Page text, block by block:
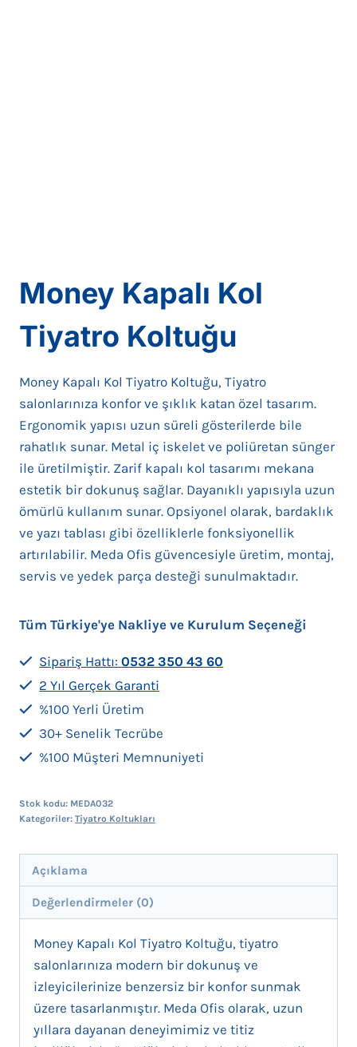
Money Kapalı Kol
Tiyatro Koltuğu
Money Kapalı Kol Tiyatro Koltuğu, Tiyatro
salonlarınıza konfor ve şıklık katan özel tasarım.
Ergonomik yapısı uzun süreli gösterilerde bile
rahatlık sunar. Metal iç iskelet ve poliüretan sünger
ile üretilmiştir. Zarif kapalı kol tasarımı mekana
estetik bir dokunuş sağlar. Dayanıklı yapısıyla uzun
ömürlü kullanım sunar. Opsiyonel olarak, bardaklık
ve yazı tablası gibi özelliklerle fonksiyonellik
artırılabilir. Meda Ofis güvencesiyle üretim, montaj,
servis ve yedek parça desteği sunulmaktadır.
Tüm Türkiye'ye Nakliye ve Kurulum Seçeneği
Sipariş Hattı:0532 350 43 60
2 Yıl Gerçek Garanti
%100 Yerli Üretim
30+ Senelik Tecrübe
%100 Müşteri Memnuniyeti
Stok kodu: MEDA032
Kategoriler: Tiyatro Koltukları
Açıklama
Değerlendirmeler (0)
Money Kapalı Kol Tiyatro Koltuğu, tiyatro
salonlarınıza modern bir dokunuş ve
izleyicilerinize benzersiz bir konfor sunmak
üzere tasarlanmıştır. Meda Ofis olarak, uzun
yıllara dayanan deneyimimiz ve titiz